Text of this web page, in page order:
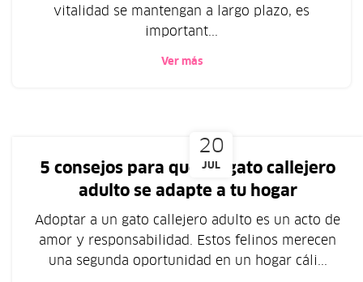
vitalidad se mantengan a largo plazo, es
important...
Ver más
20
JUL
5 consejos para que un gato callejero
adulto se adapte a tu hogar
Adoptar a un gato callejero adulto es un acto de
amor y responsabilidad. Estos felinos merecen
una segunda oportunidad en un hogar cáli...